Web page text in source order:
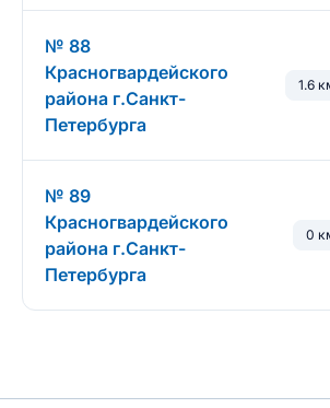
№ 88
Красногвардейского
района г.Санкт-
Петербурга
1.6
№ 89
Красногвардейского
района г.Санкт-
Петербурга
0